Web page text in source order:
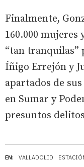
EN: VALLADOLID
Finalmente,
160.000
“tan tranquilas”
Íñigo Errejón y
apartados de
en Sumar y
presuntos